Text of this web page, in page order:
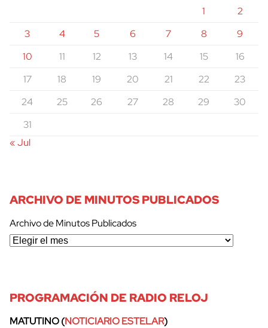
1
2
3
4 5 6 7 8
9
10
11 12 13 14 15
16
17
18 19 20 21 22
23
24
25 26 27 28 29
30
31
« Jul
ARCHIVO DE MINUTOS PUBLICADOS
Archivo de Minutos Publicados
PROGRAMACIÓN DE RADIO RELOJ
MATUTINO (NOTICIARIO ESTELAR)